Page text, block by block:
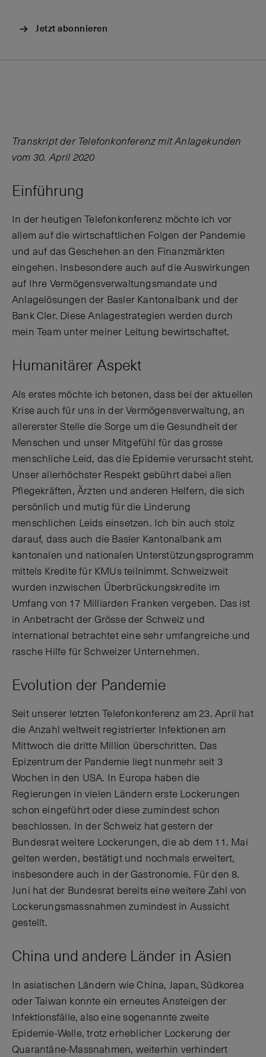
Jetzt abonnieren
Transkript der Telefonkonferenz mit Anlagekunden
vom 30. April 2020
Einführung
In der heutigen Telefonkonferenz möchte ich vor
allem auf die wirtschaftlichen Folgen der Pandemie
und auf das Geschehen an den Finanzmärkten
eingehen. Insbesondere auch auf die Auswirkungen
auf Ihre Vermögensverwaltungsmandate und
Anlagelösungen der Basler Kantonalbank und der
Bank Cler. Diese Anlagestrategien werden durch
mein Team unter meiner Leitung bewirtschaftet.
Humanitärer Aspekt
Als erstes möchte ich betonen, dass bei der aktuellen
Krise auch für uns in der Vermögensverwaltung, an
allererster Stelle die Sorge um die Gesundheit der
Menschen und unser Mitgefühl für das grosse
menschliche Leid, das die Epidemie verursacht steht.
Unser allerhöchster Respekt gebührt dabei allen
Pflegekräften, Ärzten und anderen Helfern, die sich
persönlich und mutig für die Linderung
menschlichen Leids einsetzen. Ich bin auch stolz
darauf, dass auch die Basler Kantonalbank am
kantonalen und nationalen Unterstützungsprogramm
mittels Kredite für KMUs teilnimmt. Schweizweit
wurden inzwischen Überbrückungskredite im
Umfang von 17 Milliarden Franken vergeben. Das ist
in Anbetracht der Grösse der Schweiz und
international betrachtet eine sehr umfangreiche und
rasche Hilfe für Schweizer Unternehmen.
Evolution der Pandemie
Seit unserer letzten Telefonkonferenz am 23. April hat
die Anzahl weltweit registrierter Infektionen am
Mittwoch die dritte Million überschritten. Das
Epizentrum der Pandemie liegt nunmehr seit 3
Wochen in den USA. In Europa haben die
Regierungen in vielen Ländern erste Lockerungen
schon eingeführt oder diese zumindest schon
beschlossen. In der Schweiz hat gestern der
Bundesrat weitere Lockerungen, die ab dem 11. Mai
gelten werden, bestätigt und nochmals erweitert,
insbesondere auch in der Gastronomie. Für den 8.
Juni hat der Bundesrat bereits eine weitere Zahl von
Lockerungsmassnahmen zumindest in Aussicht
gestellt.
China und andere Länder in Asien
In asiatischen Ländern wie China, Japan, Südkorea
oder Taiwan konnte ein erneutes Ansteigen der
Infektionsfälle, also eine sogenannte zweite
Epidemie-Welle, trotz erheblicher Lockerung der
Quarantäne-Massnahmen, weiterhin verhindert